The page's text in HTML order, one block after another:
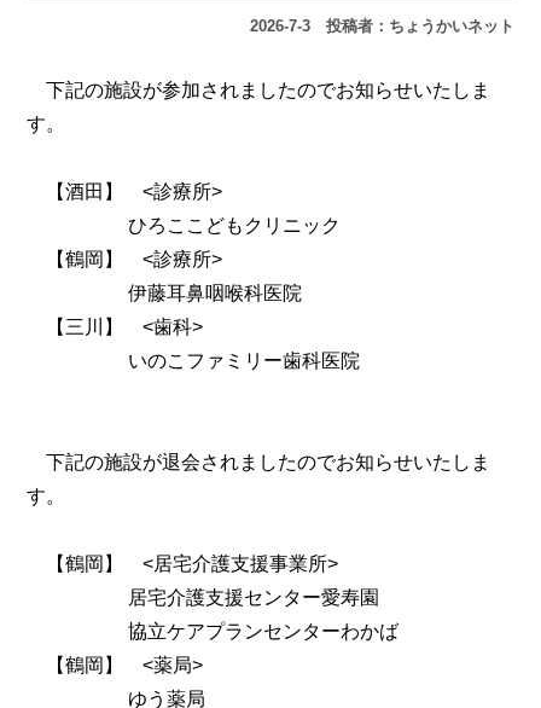
2026-7-3投稿者：ちょうかいネット
下記の施設が参加されましたのでお知らせいたしま
す。
【酒田】 <診療所>
ひろここどもクリニック
【鶴岡】 <診療所>
伊藤耳鼻咽喉科医院
【三川】 <歯科>
いのこファミリー歯科医院
下記の施設が退会されましたのでお知らせいたしま
す。
【鶴岡】 <居宅介護支援事業所>
居宅介護支援センター愛寿園
協立ケアプランセンターわかば
【鶴岡】 <薬局>
ゆう薬局